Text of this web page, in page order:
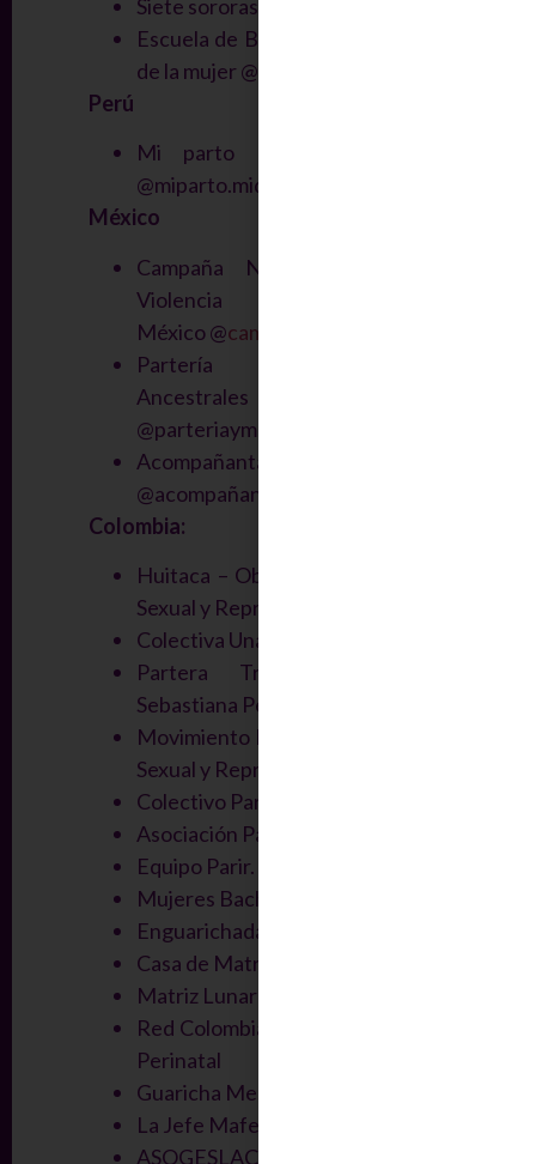
Siete sororas @sietesororas
Escuela de Bienestar Integrativo
de la mujer @ebimsanamujer
Perú
Mi parto Mi decisión Perú
@miparto.midecision.peru
México
Campaña Nacional contra la
Violencia Ginecobstétrica
México @campvgo.mx
Partería y Medicinas
Ancestrales
@parteriaymedicinasancestrales
Acompañantas Fronterizas
@acompañantasfronterizas
Colombia:
Huitaca – Observatorio de Salud
Sexual y Reproductiva
Colectiva Unas Tales Feministas.
Partera Tradicional Emberá
Sebastiana Pepe Bateza
Movimiento Nacional por la Salud
Sexual y Reproductiva.
Colectivo Parteras de Aburrá.
Asociación Parir.
Equipo Parir.
Mujeres Bachué.
Enguarichadas.
Casa de Matrioskas.
Matriz Lunar
Red Colombiana de Salud Mental
Perinatal
Guaricha Mestiza
La Jefe Mafe
ASOGESLAC – Asociación para el